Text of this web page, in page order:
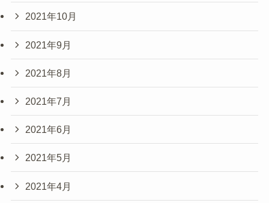
2021年10月
2021年9月
2021年8月
2021年7月
2021年6月
2021年5月
2021年4月